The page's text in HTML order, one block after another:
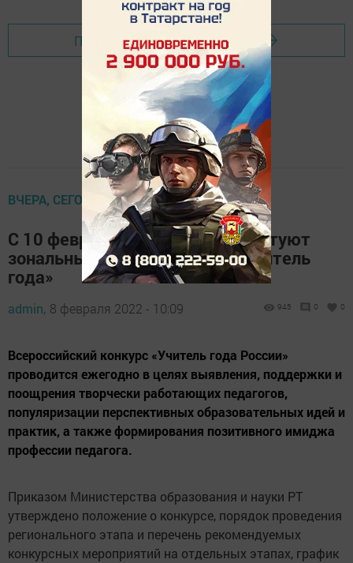
Перейти на страницу новости
ВЧЕРА, СЕГОДНЯ, ЗАВТРА
С 10 февраля в Татарстане стартуют
зональные этапы конкурса «Учитель
года»
admin, 8 февраля 2022 - 10:09 945 0 0
Всероссийский конкурс «Учитель года России»
проводится ежегодно в целях выявления, поддержки и
поощрения творчески работающих педагогов,
популяризации перспективных образовательных идей и
практик, а также формирования позитивного имиджа
профессии педагога.
Приказом Министерства образования и науки РТ
утверждено положение о конкурсе, порядок проведения
регионального этапа и перечень рекомендуемых
конкурсных мероприятий на отдельных этапах, график